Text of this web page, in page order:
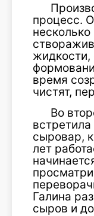
процесс.
несколько
жидкости,
время
чистят,
Во
встретила
сыровар,
лет
Галина
сыров и